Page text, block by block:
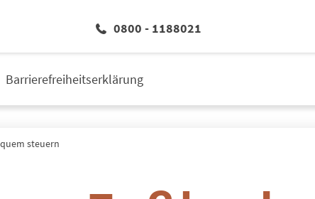
0800 - 1188021
Barrierefreiheitserklärung
steuern